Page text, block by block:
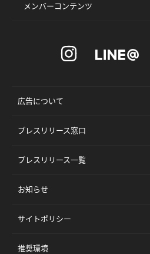
メンバーコンテンツ
広告について
プレスリリース窓口
プレスリリース一覧
お知らせ
サイトポリシー
推奨環境